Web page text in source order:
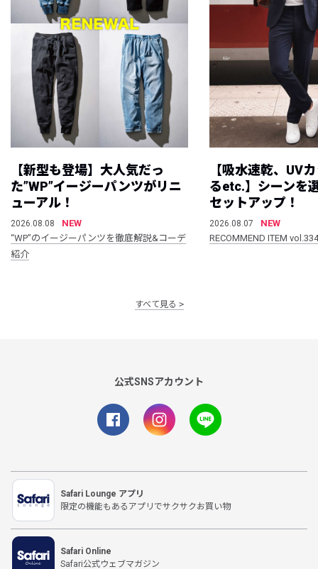
【新型も登場】大人気だっ
た”WP”イージーパンツがリニ
ューアル！
2026.08.08
NEW
“WP”のイージーパンツを徹底解説&コーデ
紹介
【吸水速乾、UV
るetc.】シーンを
セットアップ！
2026.08.07
NEW
RECOMMEND ITEM vol.334
すべて見る
公式SNSアカウント
Safari Lounge アプリ
限定の機能もあるアプリでサクサクお買い物
Safari Online
Safari公式ウェブマガジン